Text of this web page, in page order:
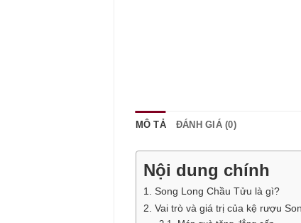
MÔ TẢ ĐÁNH GIÁ (0)
Nội dung chính
1. Song Long Chầu Tửu là gì?
2. Vai trò và giá trị của kệ rượu